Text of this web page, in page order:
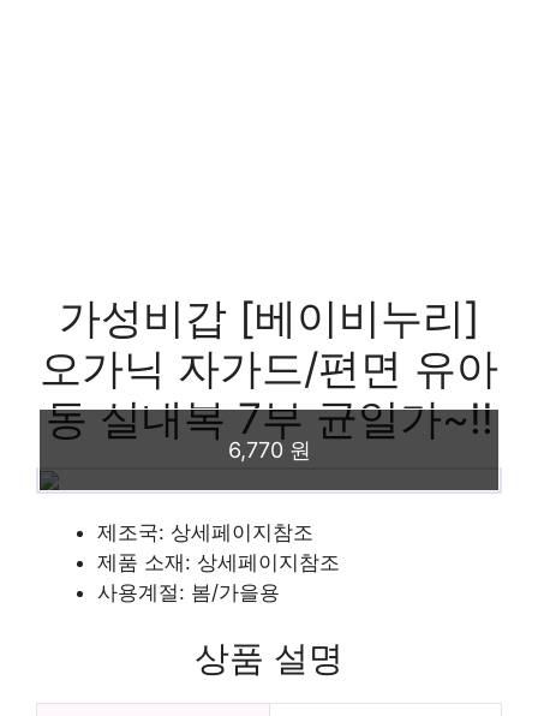
가성비갑 [베이비누리]
오가닉 자가드/편면 유아
동 실내복 7부 균일가~!!
6,770 원
제조국: 상세페이지참조
제품 소재: 상세페이지참조
사용계절: 봄/가을용
상품 설명